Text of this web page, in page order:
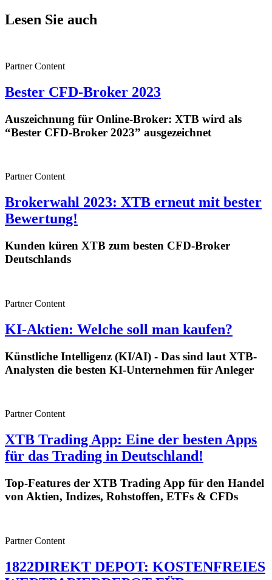
Lesen Sie auch
Partner Content
Bester CFD-Broker 2023
Auszeichnung für Online-Broker: XTB wird als
“Bester CFD-Broker 2023” ausgezeichnet
Partner Content
Brokerwahl 2023: XTB erneut mit bester
Bewertung!
Kunden küren XTB zum besten CFD-Broker
Deutschlands
Partner Content
KI-Aktien: Welche soll man kaufen?
Künstliche Intelligenz (KI/AI) - Das sind laut XTB-
Analysten die besten KI-Unternehmen für Anleger
Partner Content
XTB Trading App: Eine der besten Apps
für das Trading in Deutschland!
Top-Features der XTB Trading App für den Handel
von Aktien, Indizes, Rohstoffen, ETFs & CFDs
Partner Content
1822DIREKT DEPOT: KOSTENFREIES